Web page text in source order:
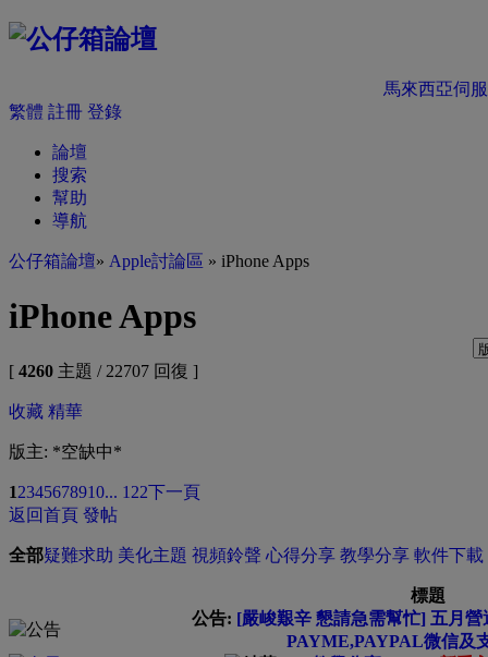
馬來西亞伺
繁體 註冊 登錄
論壇
搜索
幫助
導航
公仔箱論壇» Apple討論區 » iPhone Apps
iPhone Apps
[ 4260 主題 / 22707 回復 ]
收藏 精華
版主: *空缺中*
12345678910... 122下一頁
返回首頁 發帖
全部疑難求助 美化主題 視頻鈴聲 心得分享 教學分享 軟件下載
標題
公告: [嚴峻艱辛 懇請急需幫忙] 五月
PAYME,PAYPAL微信及